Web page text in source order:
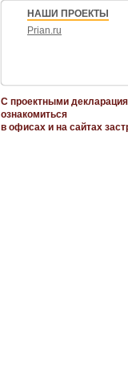
НАШИ ПРОЕКТЫ
Prian.ru
С проектными
ознакомиться
в офисах и на сайтах